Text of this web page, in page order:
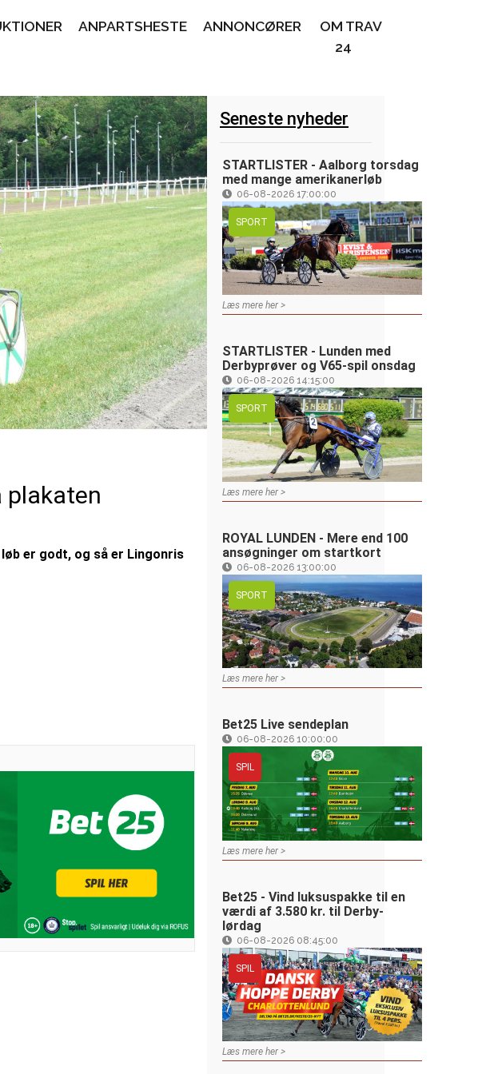
plakaten
er godt, og så er Lingonris
Seneste nyheder
STARTLISTER - Aalborg torsdag
med mange amerikanerløb
06-08-2026 17:00:00
SPORT
Læs mere her >
STARTLISTER - Lunden med
Derbyprøver og V65-spil onsdag
06-08-2026 14:15:00
SPORT
Læs mere her >
ROYAL LUNDEN - Mere end 100
ansøgninger om startkort
06-08-2026 13:00:00
SPORT
Læs mere her >
Bet25 Live sendeplan
06-08-2026 10:00:00
SPIL
Læs mere her >
Bet25 - Vind luksuspakke til en
værdi af 3.580 kr. til Derby-
lørdag
06-08-2026 08:45:00
SPIL
Læs mere her >
ANPARTSHESTE ANNONCØRER
OM TRAV
24